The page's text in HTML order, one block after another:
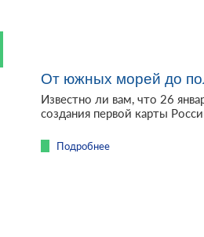
От южных морей до
Известно ли вам, что 26
создания первой карты
Подробнее